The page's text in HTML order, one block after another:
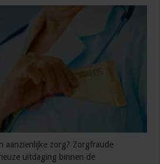
aanzienlijke zorg? Zorgfraude
uitdaging binnen de